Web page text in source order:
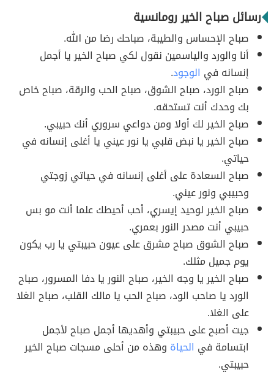
رسائل صباح الخير رومانسية
صباح الإحساس والطيبة، صباحك رضا من الله.
أنا والورد والياسمين نقول لكي صباح الخير يا أجمل
إنسانه في الوجود.
صباح الورد، صباح الشوق، صباح الحب والرقة، صباح خاص
بك وحدك أنت تستحقه.
صباح الخير لك أولا ومن دواعي سروري أنك حبيبي.
صباح الخير يا نبض قلبي يا نور عيني يا أغلى إنسانه في
حياتي.
صباح السعادة على أغلى إنسانه في حياتي زوجتي
وحبيبي ونور عيني.
صباح الخير لوحيد إيسري، أحب أحيطك علما أنت مو بس
حبيبي أنت مصدر النور بعمري.
صباح الشوق صباح مشرق على عيون حبيبتي يا رب يكون
يوم جميل مثلك.
صباح الخير يا وجه الخير، صباح النور يا دفا المسرور، صباح
الورد يا صاحب الود، صباح الحب يا مالك القلب، صباح الغلا
على الغلا.
جيت أصبح على حبيبتي وأهديها أجمل صباح لأجمل
ابتسامة في الحياة وهذه من أحلى مسجات صباح الخير
حبيبتي.